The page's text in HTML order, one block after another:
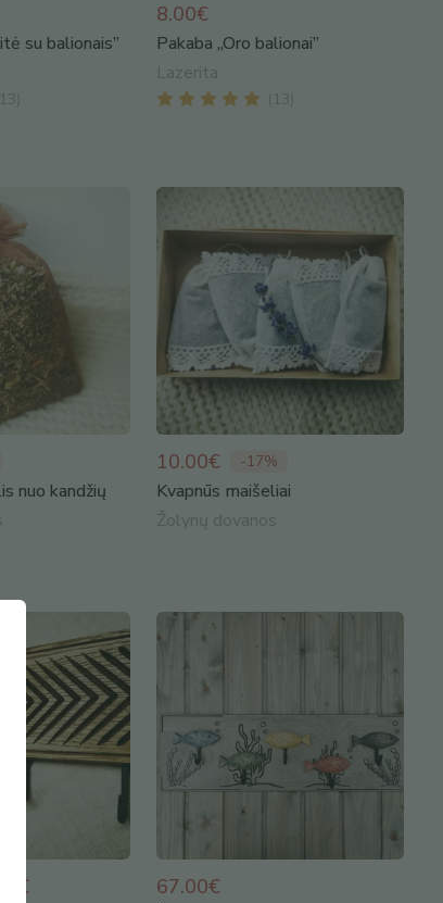
su balionais”
13
8.00€
Pakaba „Oro balionai”
Lazerita
( 13
nuo kandžių
10.00€ -17%
Kvapnūs maišeliai
Žolynų dovanos
67.00€